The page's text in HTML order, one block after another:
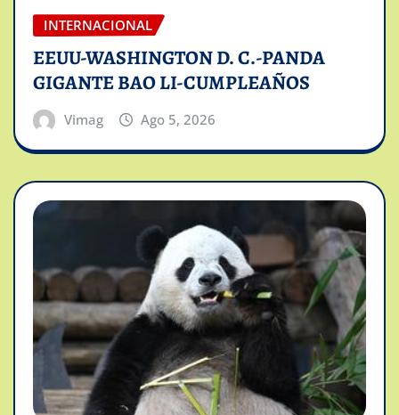
INTERNACIONAL
EEUU-WASHINGTON D. C.-PANDA
GIGANTE BAO LI-CUMPLEAÑOS
Vimag Ago 5, 2026